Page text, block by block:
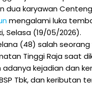
dua karyawan
mengalami luka
Selasa (19/05/2026).
(48) salah
Tinggi Raja saat
kejadian dan
Tbk, dan keributan